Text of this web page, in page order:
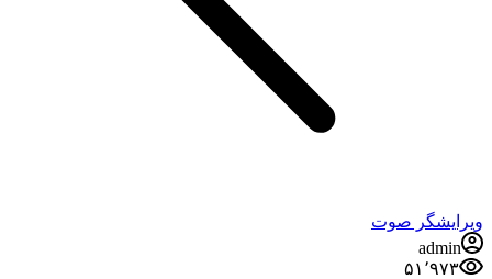
ویرایشگر صوت
admin
۵۱٬۹۷۳